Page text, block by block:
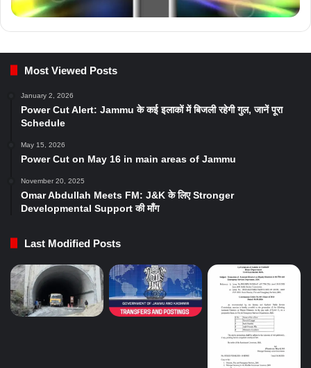
Most Viewed Posts
January 2, 2026
Power Cut Alert: Jammu के कई इलाकों में बिजली रहेगी गुल, जानें पूरा
Schedule
May 15, 2026
Power Cut on May 16 in main areas of Jammu
November 20, 2025
Omar Abdullah Meets FM: J&K के लिए Stronger
Developmental Support की माँग
Last Modified Posts